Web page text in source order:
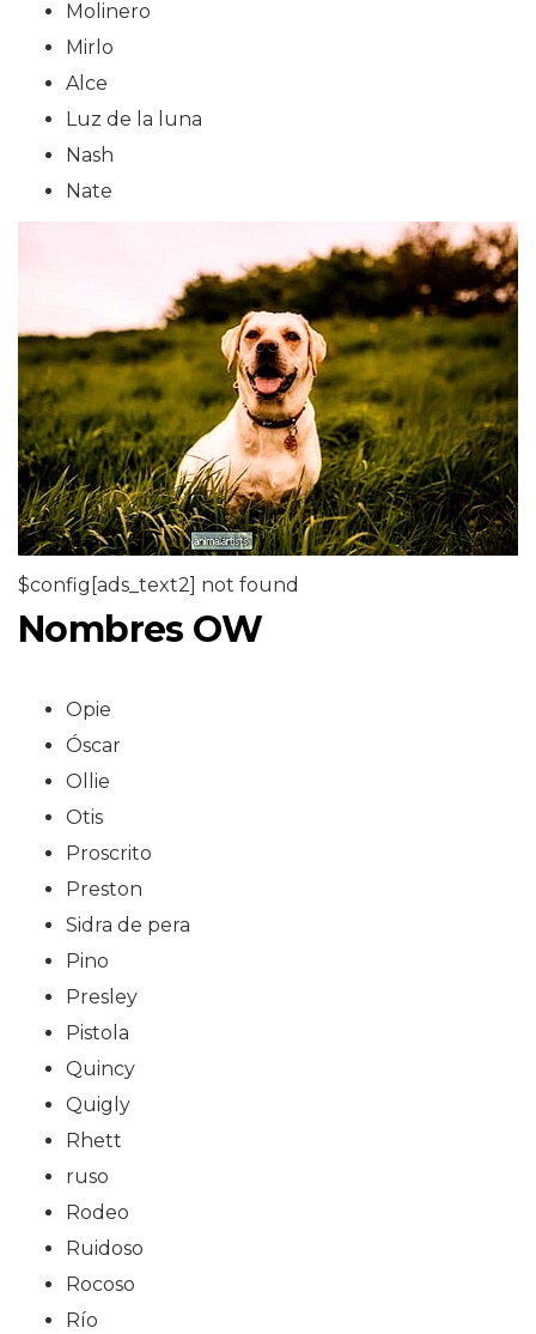
Molinero
Mirlo
Alce
Luz de la luna
Nash
Nate
$config[ads_text2] not found
Nombres OW
Opie
Óscar
Ollie
Otis
Proscrito
Preston
Sidra de pera
Pino
Presley
Pistola
Quincy
Quigly
Rhett
ruso
Rodeo
Ruidoso
Rocoso
Río